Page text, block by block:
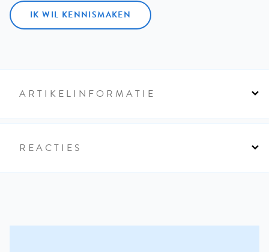
IK WIL KENNISMAKEN
ARTIKELINFORMATIE
REACTIES